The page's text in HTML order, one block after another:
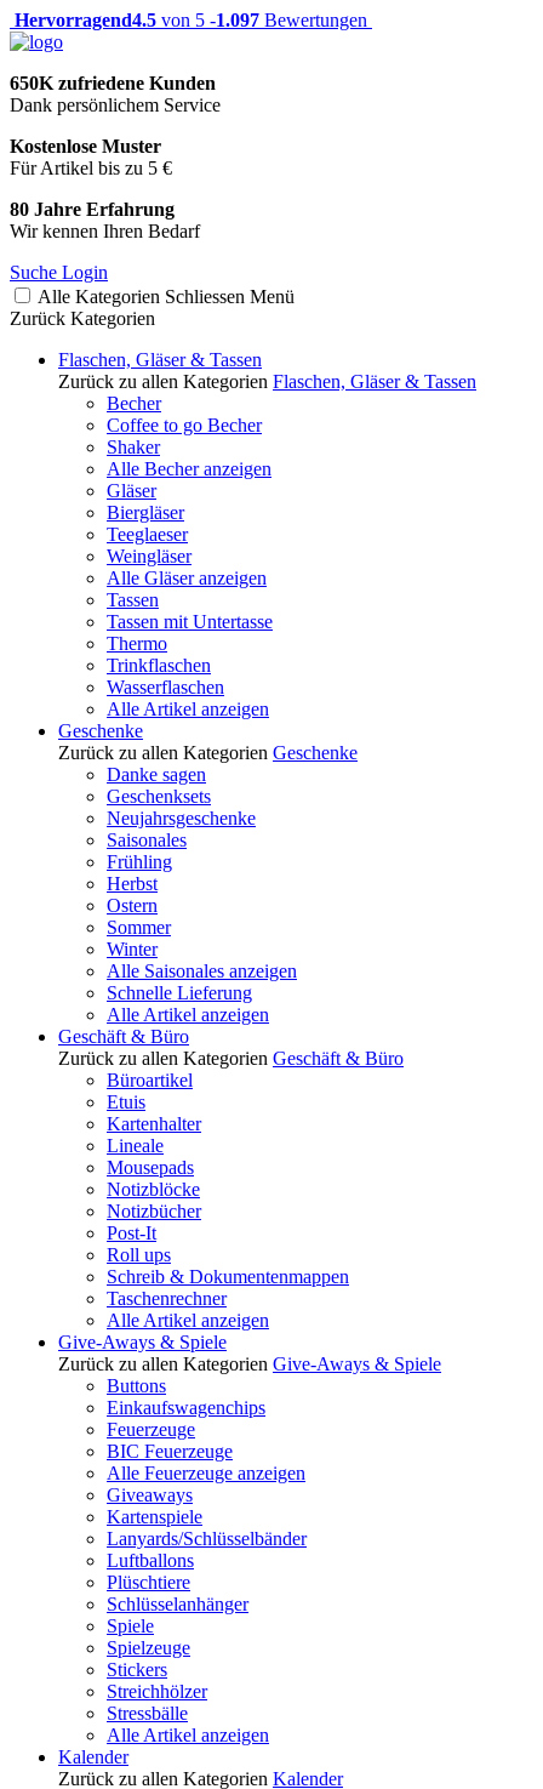
Hervorragend4.5 von 5 -1.097 Bewertungen
650K zufriedene Kunden
Dank persönlichem Service
Kostenlose Muster
Für Artikel bis zu 5 €
80 Jahre Erfahrung
Wir kennen Ihren Bedarf
Suche Login
Alle Kategorien Schliessen Menü
Zurück Kategorien
Flaschen, Gläser & Tassen
Zurück zu allen Kategorien Flaschen, Gläser & Tassen
Becher
Coffee to go Becher
Shaker
Alle Becher anzeigen
Gläser
Biergläser
Teeglaeser
Weingläser
Alle Gläser anzeigen
Tassen
Tassen mit Untertasse
Thermo
Trinkflaschen
Wasserflaschen
Alle Artikel anzeigen
Geschenke
Zurück zu allen Kategorien Geschenke
Danke sagen
Geschenksets
Neujahrsgeschenke
Saisonales
Frühling
Herbst
Ostern
Sommer
Winter
Alle Saisonales anzeigen
Schnelle Lieferung
Alle Artikel anzeigen
Geschäft & Büro
Zurück zu allen Kategorien Geschäft & Büro
Büroartikel
Etuis
Kartenhalter
Lineale
Mousepads
Notizblöcke
Notizbücher
Post-It
Roll ups
Schreib & Dokumentenmappen
Taschenrechner
Alle Artikel anzeigen
Give-Aways & Spiele
Zurück zu allen Kategorien Give-Aways & Spiele
Buttons
Einkaufswagenchips
Feuerzeuge
BIC Feuerzeuge
Alle Feuerzeuge anzeigen
Giveaways
Kartenspiele
Lanyards/Schlüsselbänder
Luftballons
Plüschtiere
Schlüsselanhänger
Spiele
Spielzeuge
Stickers
Streichhölzer
Stressbälle
Alle Artikel anzeigen
Kalender
Zurück zu allen Kategorien Kalender